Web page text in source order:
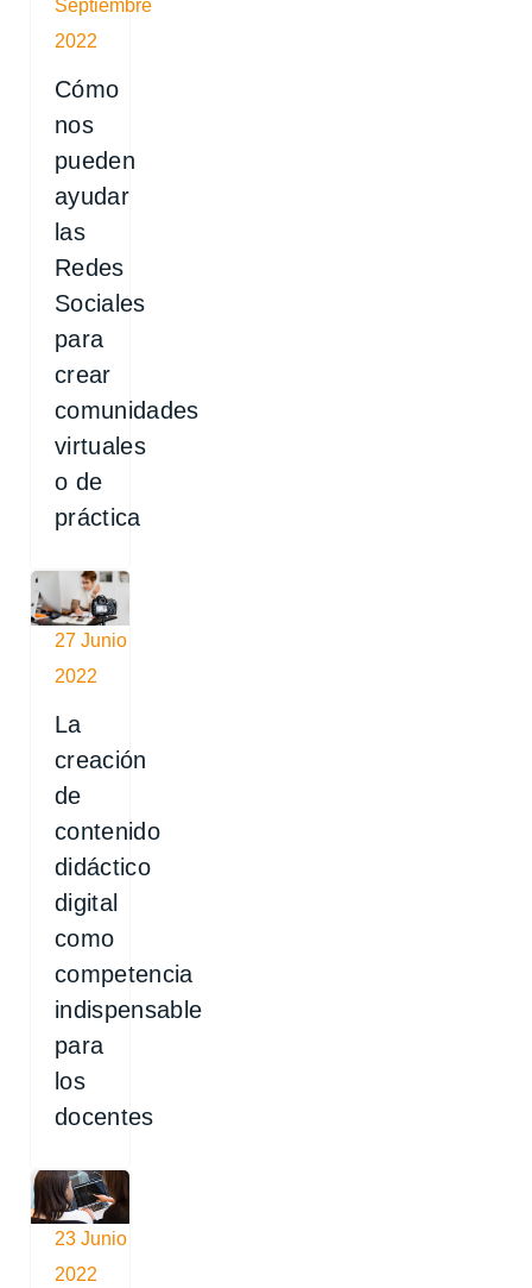
Septiembre
2022
Cómo
nos
pueden
ayudar
las
Redes
Sociales
para
crear
comunidades
virtuales
o de
práctica
27 Junio
2022
La
creación
de
contenido
didáctico
digital
como
competencia
indispensable
para
los
docentes
23 Junio
2022